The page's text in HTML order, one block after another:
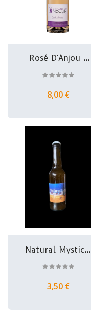
Rosé D'Anjou -
8,00 €
Natural Mystic -
3,50 €